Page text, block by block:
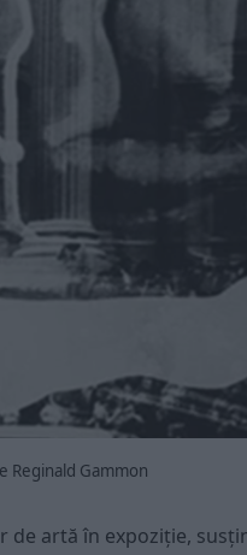
Reginald Gammon
de artă în expoziție,